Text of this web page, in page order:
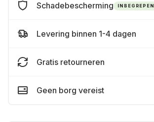
Schadebescherming INBEGREPEN
Levering binnen 1-4 dagen
Gratis retourneren
Geen borg vereist